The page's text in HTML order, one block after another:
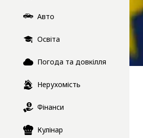
Авто
Освіта
Погода та довкілля
Нерухомість
Фінанси
Кулінар